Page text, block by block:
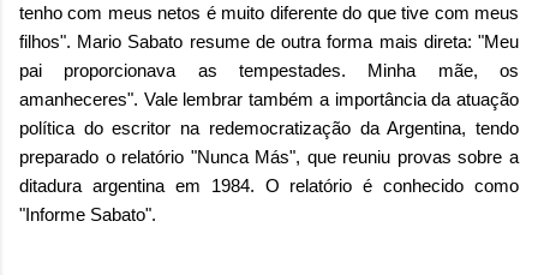
tenho com meus netos é muito diferente do que tive com meus
filhos". Mario Sabato resume de outra forma mais direta: "Meu
pai proporcionava as tempestades. Minha mãe, os
amanheceres". Vale lembrar também a importância da atuação
política do escritor na redemocratização da Argentina, tendo
preparado o relatório "Nunca Más", que reuniu provas sobre a
ditadura argentina em 1984. O relatório é conhecido como
"Informe Sabato".